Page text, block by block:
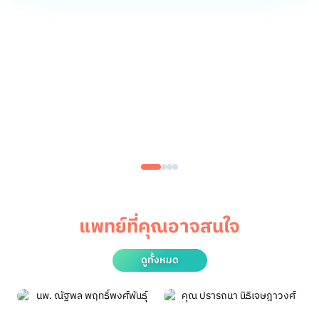
แพทย์ที่คุณอาจสนใจ
ดูทั้งหมด